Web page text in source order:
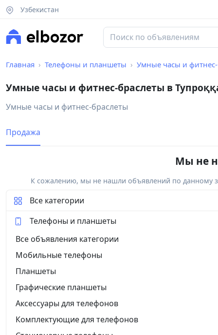
Узбекистан
Главная Телефоны и планшеты Умные часы и
Умные часы и фитнес-браслеты в
Умные часы и фитнес-браслеты
Продажа
Мы не
К сожалению, мы не нашли объявлений по данному
Все категории
Телефоны и планшеты
Все объявления категории
Мобильные телефоны
Планшеты
Графические планшеты
Аксессуары для телефонов
Комплектующие для телефонов